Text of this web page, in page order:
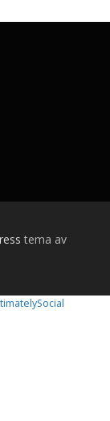
tema av